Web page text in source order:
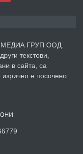
преди 1 година
МЕДИА ГРУП ООД.
текстови,
в сайта, са
изрично е посочено